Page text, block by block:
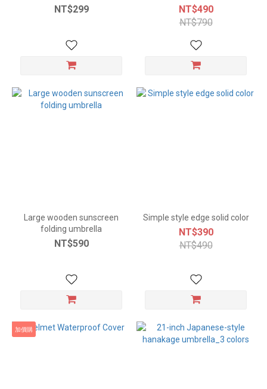
foot sizes
NT$299
物 (工作篇)
NT$490
NT$790
Large wooden sunscreen
folding umbrella
NT$590
Simple style edge solid color
NT$390
NT$490
加價購